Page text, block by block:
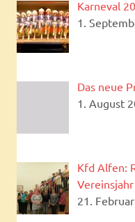
Karneval
1.
Das neue
1. August
Kfd Alfen:
Vereinsjahr
21.